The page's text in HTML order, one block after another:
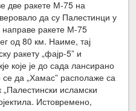
две ракете М-75 на
да су Палестинци у
направе ракете М-75
од 80 км. Наиме, тај
ракету „фајр-5” и
које је до сада лансирано
да „Хамас” располаже са
исламски
Истовремено,